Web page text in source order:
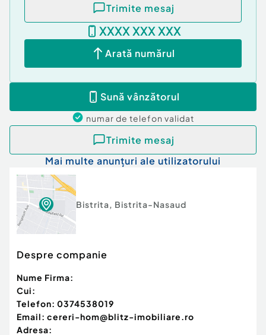
Trimite mesaj
XXXX XXX XXX
Arată numărul
Sună vânzătorul
numar de telefon validat
Trimite mesaj
Mai multe anunțuri ale utilizatorului
Bistrita, Bistrita-Nasaud
Despre companie
Nume Firma:
Cui:
Telefon: 0374538019
Email: cereri-hom@blitz-imobiliare.ro
Adresa: